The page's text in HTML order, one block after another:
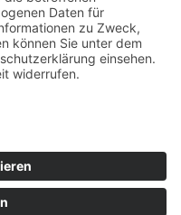
FC St. Pauli und
Anlage
Kriterien
Ergebnisse werden
Auswertung auf
gestellt.